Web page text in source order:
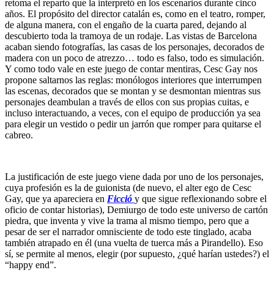
retoma el reparto que la interpretó en los escenarios durante cinco
años. El propósito del director catalán es, como en el teatro, romper,
de alguna manera, con el engaño de la cuarta pared, dejando al
descubierto toda la tramoya de un rodaje. Las vistas de Barcelona
acaban siendo fotografías, las casas de los personajes, decorados de
madera con un poco de atrezzo… todo es falso, todo es simulación.
Y como todo vale en este juego de contar mentiras, Cesc Gay nos
propone saltarnos las reglas: monólogos interiores que interrumpen
las escenas, decorados que se montan y se desmontan mientras sus
personajes deambulan a través de ellos con sus propias cuitas, e
incluso interactuando, a veces, con el equipo de producción ya sea
para elegir un vestido o pedir un jarrón que romper para quitarse el
cabreo.
La justificación de este juego viene dada por uno de los personajes,
cuya profesión es la de guionista (de nuevo, el alter ego de Cesc
Gay, que ya apareciera en Ficció y que sigue reflexionando sobre el
oficio de contar historias), Demiurgo de todo este universo de cartón
piedra, que inventa y vive la trama al mismo tiempo, pero que a
pesar de ser el narrador omnisciente de todo este tinglado, acaba
también atrapado en él (una vuelta de tuerca más a Pirandello). Eso
sí, se permite al menos, elegir (por supuesto, ¿qué harían ustedes?) el
“happy end”.